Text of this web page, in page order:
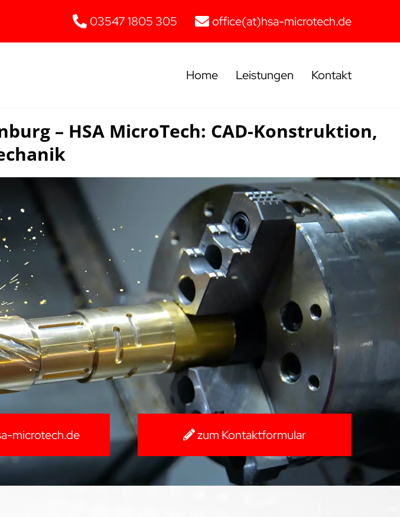
03547 1805 305 office(at)hsa-microtech.de
Home Leistungen Kontakt
– HSA MicroTech: CAD-Konstruktion,
microtech.de zum Kontaktformular